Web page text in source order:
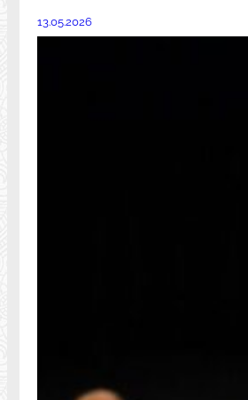
13.05.2026